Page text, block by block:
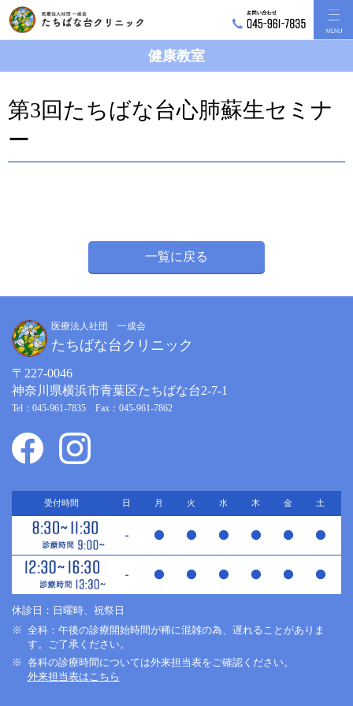
健康教室
第3回たちばな台心肺蘇生セミナ
ー
一覧に戻る
医療法人社団 一成会
たちばな台クリニック
〒227-0046
神奈川県横浜市青葉区たちばな台2-7-1
Tel：045-961-7835 Fax：045-961-7862
受付時間 日 月 火 水 木 金 土
休診日：日曜時、祝祭日
全科：午後の診療開始時間が稀に混雑の為、遅れることがありま
す。ご了承ください。
各科の診療時間については外来担当表をご確認ください。
外来担当表はこちら